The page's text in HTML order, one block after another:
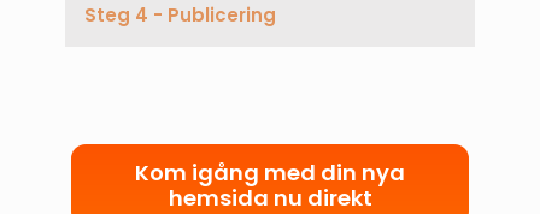
Steg 4 - Publicering
Kom igång med din nya
hemsida nu direkt